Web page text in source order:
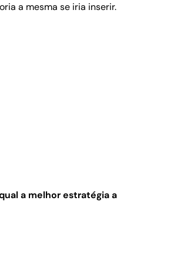
a mesma se iria inserir.
a melhor estratégia a